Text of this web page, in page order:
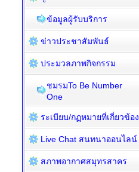
ข้อมูลผู้รับบริการ
ข่าวประชาสัมพันธ์
ประมวลภาพกิจกรรม
ชมรมTo Be Number
One
ระเบียบ/กฏหมายที่เกี่ยวข้อง
Live Chat สนทนาออนไลน์
สภาพอากาศสมุทรสาคร